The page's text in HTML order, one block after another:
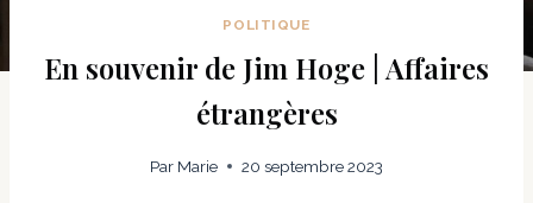
POLITIQUE
En souvenir de Jim Hoge | Affaires
étrangères
Par Marie 20 septembre 2023